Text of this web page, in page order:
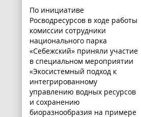
По инициативе
Росводресурсов в ходе работы
комиссии сотрудники
национального парка
«Себежский» приняли участие
в специальном мероприятии
«Экосистемный подход к
интегрированному
управлению водных ресурсов
и сохранению
биоразнообразия на примере